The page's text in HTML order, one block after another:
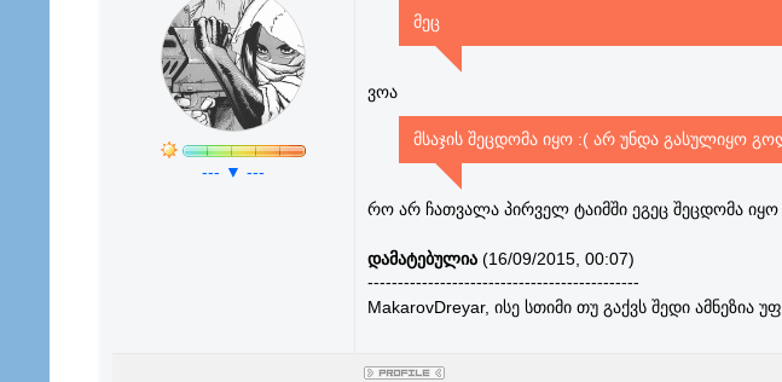
--- ▼ ---
მეც
ვოა
მსაჯის შეცდომა იყო :( არ უნდა გასულიყო
რო არ ჩათვალა პირველ ტაიმში ეგეც შეცდომა იყო
დამატებულია(16/09/2015, 00:07)
---------------------------------------------
MakarovDreyar, ისე სთიმი თუ გაქვს შედი ამნეზია